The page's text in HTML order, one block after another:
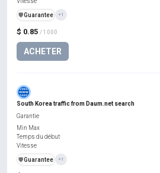
$ 0.85 / 1000
ACHETER
️🛡️Guarantee +1
South Korea traffic from Daum.net search
Garantie
Min Max
Temps du début
Vitesse
️🛡️Guarantee +1